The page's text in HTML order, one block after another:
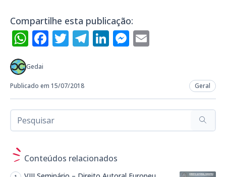
Compartilhe esta publicação:
WhatsApp
Facebook
Twitter
Telegram
LinkedIn
Messenger
Gedai
Publicado em 15/07/2018 Geral
Conteúdos relacionados